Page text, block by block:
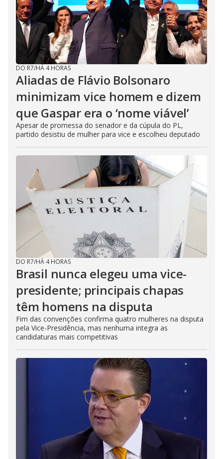
DO R7/HÁ 4 HORAS
Aliadas de Flávio Bolsonaro
minimizam vice homem e dizem
que Gaspar era o ‘nome viável’
Apesar de promessa do senador e da cúpula do PL,
partido desistiu de mulher para vice e escolheu deputado
DO R7/HÁ 4 HORAS
Brasil nunca elegeu uma vice-
presidente; principais chapas
têm homens na disputa
Fim das convenções confirma quatro mulheres na disputa
pela Vice-Presidência, mas nenhuma integra as
candidaturas mais competitivas